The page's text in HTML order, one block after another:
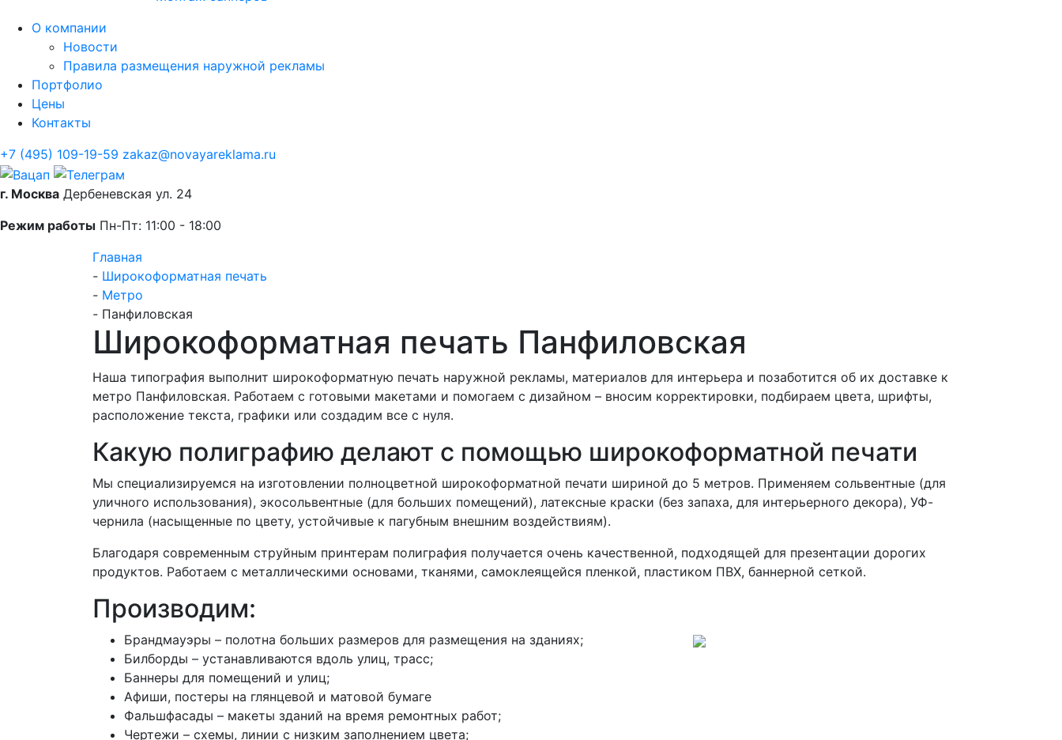
О компании
Новости
Правила размещения наружной рекламы
Портфолио
Цены
Контакты
+7 (495) 109-19-59 zakaz@novayareklama.ru
г. Москва Дербеневская ул. 24
Режим работы Пн-Пт: 11:00 - 18:00
Главная
- Широкоформатная печать
- Метро
- Панфиловская
Широкоформатная печать Панфиловская
Наша типография выполнит широкоформатную печать наружной рекламы, материалов для интерьера и позаботится об их доставке к
метро Панфиловская. Работаем с готовыми макетами и помогаем с дизайном – вносим корректировки, подбираем цвета, шрифты,
расположение текста, графики или создадим все с нуля.
Какую полиграфию делают с помощью широкоформатной печати
Мы специализируемся на изготовлении полноцветной широкоформатной печати шириной до 5 метров. Применяем сольвентные (для
уличного использования), экосольвентные (для больших помещений), латексные краски (без запаха, для интерьерного декора), УФ-
чернила (насыщенные по цвету, устойчивые к пагубным внешним воздействиям).
Благодаря современным струйным принтерам полиграфия получается очень качественной, подходящей для презентации дорогих
продуктов. Работаем с металлическими основами, тканями, самоклеящейся пленкой, пластиком ПВХ, баннерной сеткой.
Производим:
Брандмауэры – полотна больших размеров для размещения на зданиях;
Билборды – устанавливаются вдоль улиц, трасс;
Баннеры для помещений и улиц;
Афиши, постеры на глянцевой и матовой бумаге
Фальшфасады – макеты зданий на время ремонтных работ;
Чертежи – схемы, линии с низким заполнением цвета;